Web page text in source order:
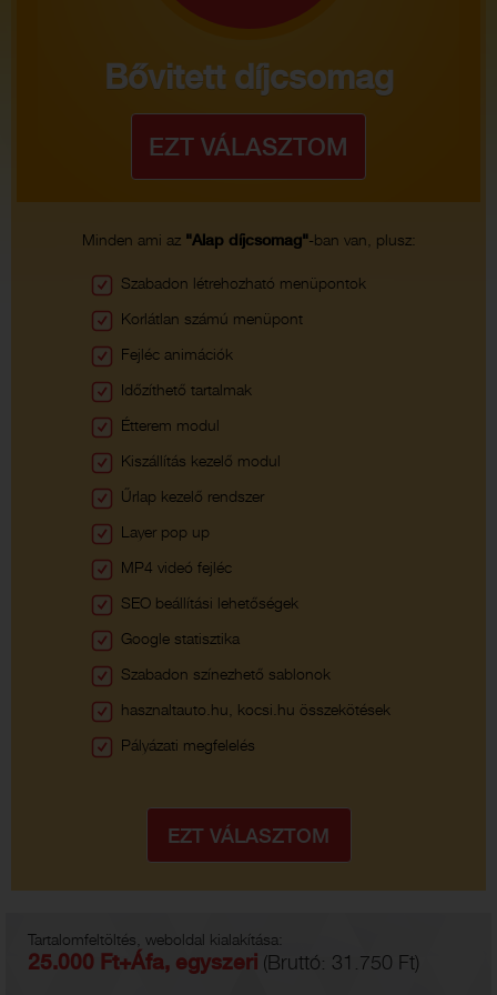
Bővitett díjcsomag
Minden ami az "Alap díjcsomag"-ban van, plusz:
Szabadon létrehozható menüpontok
Korlátlan számú menüpont
Fejléc animációk
Időzíthető tartalmak
Étterem modul
Kiszállítás kezelő modul
Űrlap kezelő rendszer
Layer pop up
MP4 videó fejléc
SEO beállítási lehetőségek
Google statisztika
Szabadon színezhető sablonok
hasznaltauto.hu, kocsi.hu összekötések
Pályázati megfelelés
Tartalomfeltöltés, weboldal kialakítása:
25.000 Ft+Áfa, egyszeri (Bruttó: 31.750 Ft)